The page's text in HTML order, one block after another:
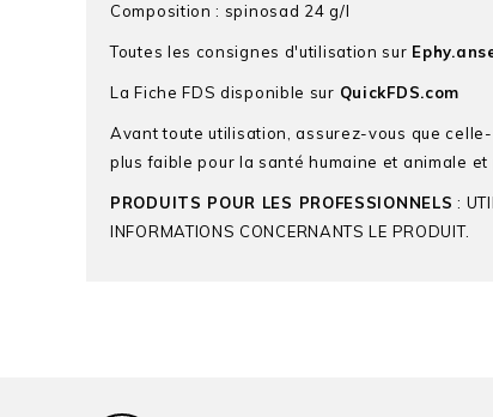
Composition : spinosad 24 g/l
Toutes les consignes d'utilisation sur
La Fiche FDS disponible sur QuickFDS.com
Avant toute utilisation, assurez-vous que
plus faible pour la santé humaine et animale
PRODUITS POUR LES PROFESSIONNELS :
INFORMATIONS CONCERNANTS LE PRODUIT.